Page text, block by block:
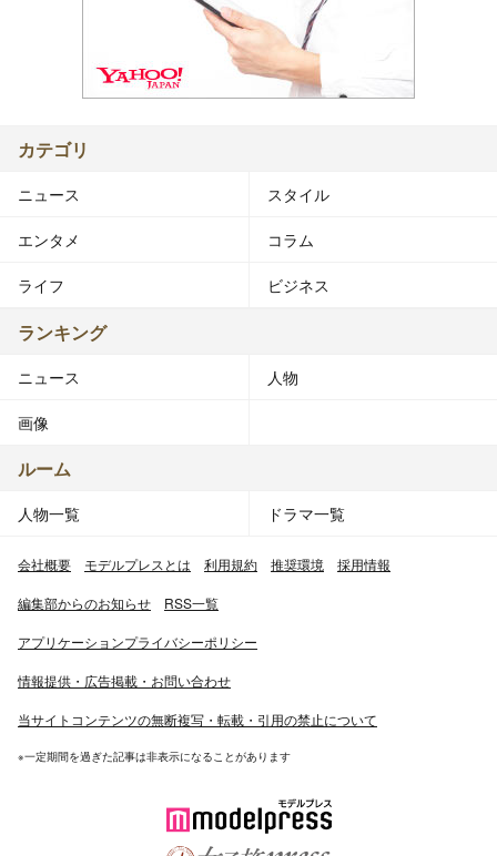
カテゴリ
ニュース スタイル
エンタメ コラム
ライフ ビジネス
ランキング
ニュース 人物
画像
ルーム
人物一覧 ドラマ一覧
会社概要 モデルプレスとは 利用規約 推奨環境 採用情報
編集部からのお知らせ RSS一覧
アプリケーションプライバシーポリシー
情報提供・広告掲載・お問い合わせ
当サイトコンテンツの無断複写・転載・引用の禁止について
※一定期間を過ぎた記事は非表示になることがあります